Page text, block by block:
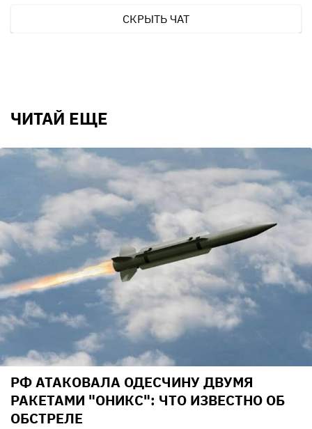
СКРЫТЬ ЧАТ
ЧИТАЙ ЕЩЕ
РФ АТАКОВАЛА ОДЕСЧИНУ ДВУМЯ
РАКЕТАМИ "ОНИКС": ЧТО ИЗВЕСТНО ОБ
ОБСТРЕЛЕ